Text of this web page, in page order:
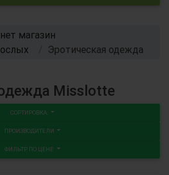
магазин
Эротическая одежда
Misslotte
СОРТИРОВКА:
ПРОИЗВОДИТЕЛИ
ФИЛЬТР ПО ЦЕНЕ